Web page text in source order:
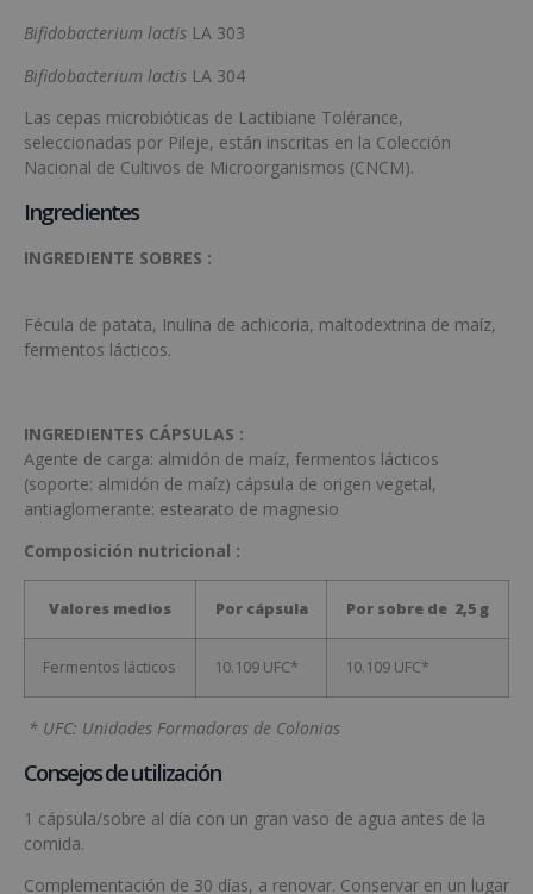
Bifidobacterium lactis LA 303
Bifidobacterium lactis LA 304
Las cepas microbióticas de Lactibiane Tolérance,
seleccionadas por Pileje, están inscritas en la Colección
Nacional de Cultivos de Microorganismos (CNCM).
Ingredientes
INGREDIENTE SOBRES :
Fécula de patata, Inulina de achicoria, maltodextrina de maíz,
fermentos lácticos.
INGREDIENTES CÁPSULAS :
Agente de carga: almidón de maíz, fermentos lácticos
(soporte: almidón de maíz) cápsula de origen vegetal,
antiaglomerante: estearato de magnesio
Composición nutricional :
Valores medios Por cápsula Por sobre de 2,5 g
Fermentos lácticos 10.109 UFC* 10.109 UFC*
* UFC: Unidades Formadoras de Colonias
Consejos de utilización
1 cápsula/sobre al día con un gran vaso de agua antes de la
comida.
Complementación de 30 días, a renovar. Conservar en un lugar